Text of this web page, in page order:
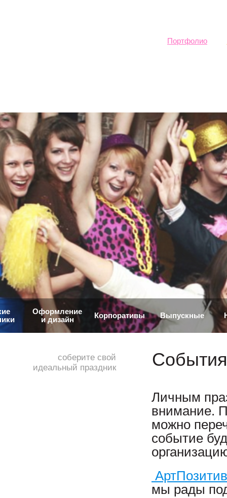
Портфолио
Оформление
и дизайн
Корпоративы Выпускные
соберите свой
идеальный праздник
Личным
внимание.
можно
событие
АртПозитив
мы рады